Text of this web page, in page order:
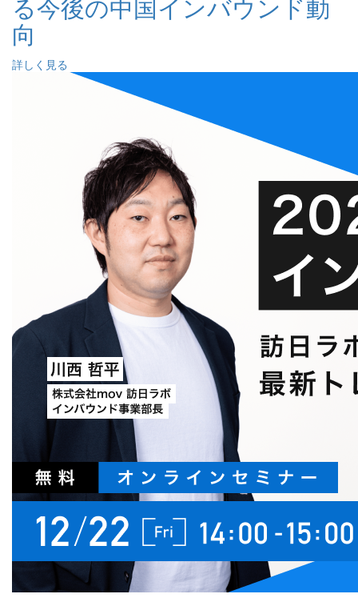
る今後の中国インバウンド動
向
詳しく見る